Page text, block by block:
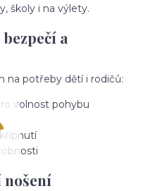
školy i na výlety.
a
na potřeby dětí i rodičů:
volnost pohybu